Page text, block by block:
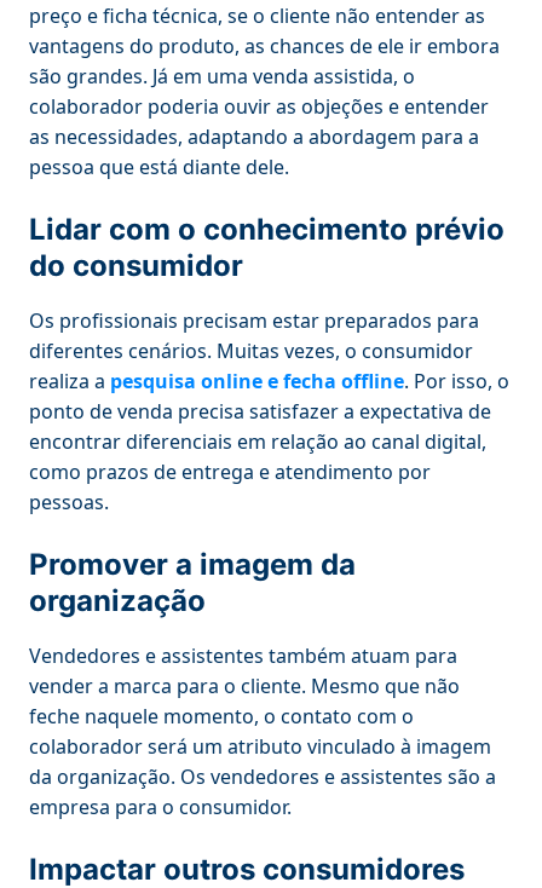
preço e ficha técnica, se o cliente não entender as
vantagens do produto, as chances de ele ir embora
são grandes. Já em uma venda assistida, o
colaborador poderia ouvir as objeções e entender
as necessidades, adaptando a abordagem para a
pessoa que está diante dele.
Lidar com o conhecimento prévio
do consumidor
Os profissionais precisam estar preparados para
diferentes cenários. Muitas vezes, o consumidor
realiza a pesquisa online e fecha offline. Por isso, o
ponto de venda precisa satisfazer a expectativa de
encontrar diferenciais em relação ao canal digital,
como prazos de entrega e atendimento por
pessoas.
Promover a imagem da
organização
Vendedores e assistentes também atuam para
vender a marca para o cliente. Mesmo que não
feche naquele momento, o contato com o
colaborador será um atributo vinculado à imagem
da organização. Os vendedores e assistentes são a
empresa para o consumidor.
Impactar outros consumidores